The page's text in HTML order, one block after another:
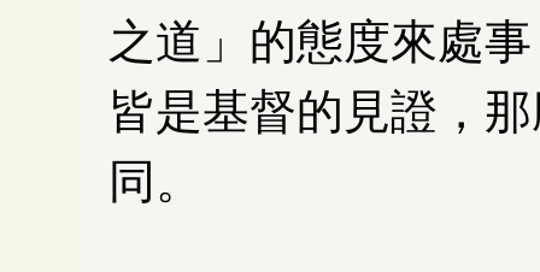
之道」的態度來處
皆是基督的見證，
同。